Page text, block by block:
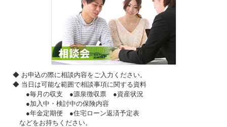
◆ お申込の際に相談内容をご入力ください。
◆ 当日は可能な範囲で相談事項に関する資料
●毎月の収支 ●源泉徴収票 ●資産状況
●加入中・検討中の保険内容
●年金定期便 ●住宅ローン返済予定表
などをお持ちください。